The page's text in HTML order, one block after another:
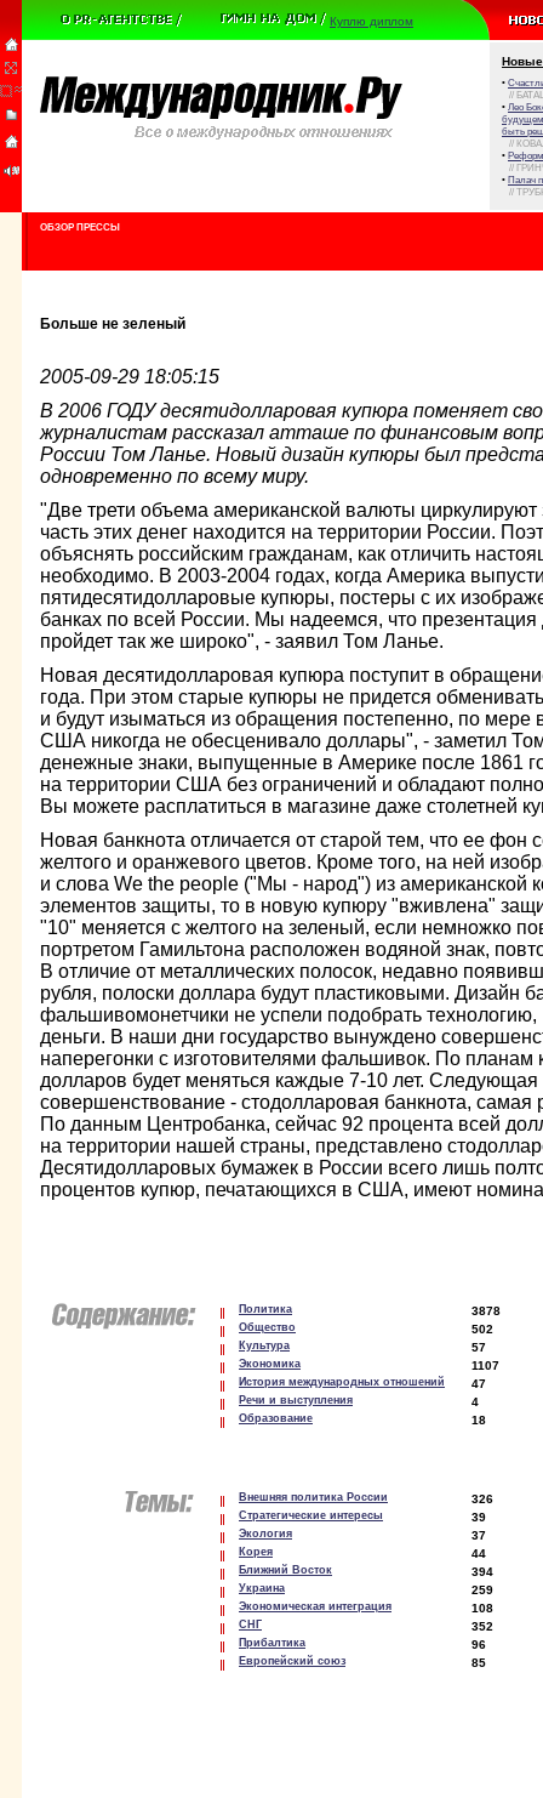
Куплю диплом
Новые
•
//
• Лео
будущем
быть
//
•
//
• Палач
//
ОБЗОР ПРЕССЫ
Больше не зеленый
2005-09-29 18:05:15
В 2006 ГОДУ десятидолларовая купюра поменяет
журналистам рассказал атташе по финансовым
России Том Ланье. Новый дизайн купюры был
одновременно по всему миру.
"Две трети объема американской валюты
часть этих денег находится на территории России.
объяснять российским гражданам, как отличить
необходимо. В 2003-2004 годах, когда Америка
пятидесятидолларовые купюры, постеры с их
банках по всей России. Мы надеемся, что
пройдет так же широко", - заявил Том Ланье.
Новая десятидолларовая купюра поступит в
года. При этом старые купюры не придется
и будут изыматься из обращения постепенно, по мере
США никогда не обесценивало доллары", - заметил
денежные знаки, выпущенные в Америке после 1861
на территории США без ограничений и обладают
Вы можете расплатиться в магазине даже столетней
Новая банкнота отличается от старой тем, что ее фон
желтого и оранжевого цветов. Кроме того, на ней
и слова We the people ("Мы - народ") из американской
элементов защиты, то в новую купюру "вживлена"
"10" меняется с желтого на зеленый, если немножко
портретом Гамильтона расположен водяной знак,
В отличие от металлических полосок, недавно
рубля, полоски доллара будут пластиковыми. Дизайн
фальшивомонетчики не успели подобрать
деньги. В наши дни государство вынуждено
наперегонки с изготовителями фальшивок. По
долларов будет меняться каждые 7-10 лет. Следующая
совершенствование - стодолларовая банкнота, самая
По данным Центробанка, сейчас 92 процента всей
на территории нашей страны, представлено
Десятидолларовых бумажек в России всего лишь
процентов купюр, печатающихся в США, имеют
Политика 3878
Общество 502
Культура 57
Экономика 1107
История международных отношений 47
Речи и выступления 4
Образование 18
Внешняя политика России 326
Стратегические интересы 39
Экология 37
Корея 44
Ближний Восток 394
Украина 259
Экономическая интеграция 108
СНГ 352
Прибалтика 96
Европейский союз 85